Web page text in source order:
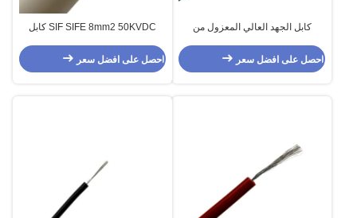
كابل الجهد العالي المعزول من
احصل على افضل سعر
SIF SIFE 8mm2 50KVDC كابل
UL3239
احصل على افضل سعر